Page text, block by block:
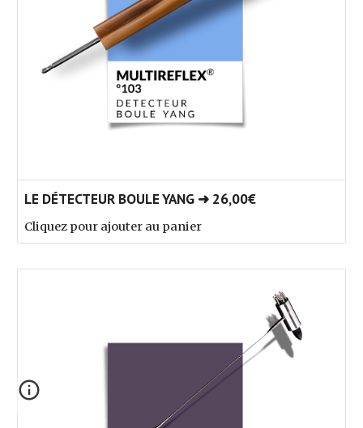
LE DÉTECTEUR BOULE YANG ➜ 26,00€
Cliquez pour ajouter au panier